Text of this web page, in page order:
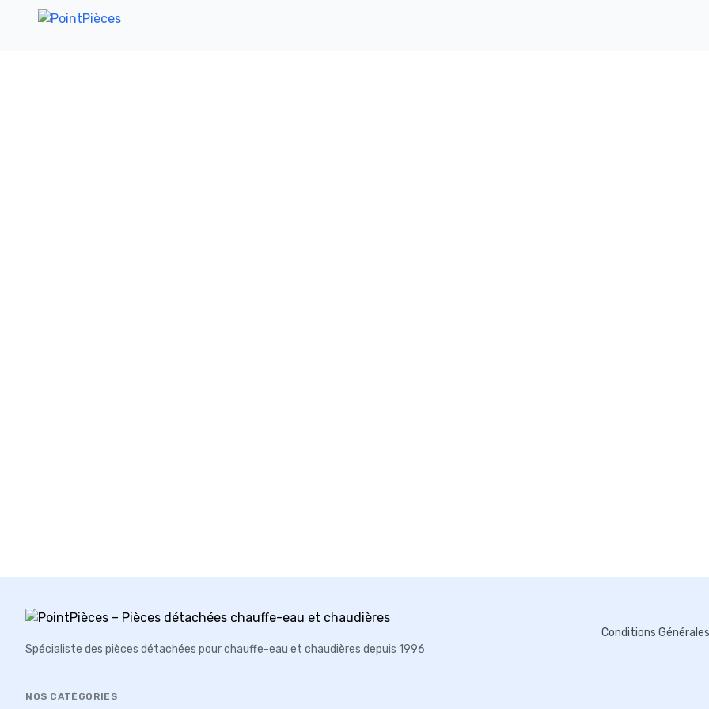
Spécialiste des pièces détachées pour chauffe-eau et chaudières depuis 1996
Conditions
NOS CATÉGORIES